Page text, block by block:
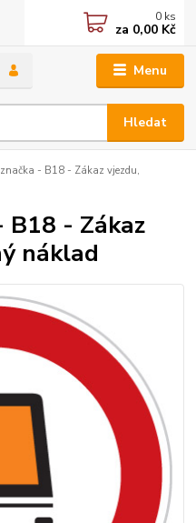
Menu
Hledat
0 ks
za 0,00 Kč
- B18 - Zákaz vjezdu,
B18 - Zákaz
náklad